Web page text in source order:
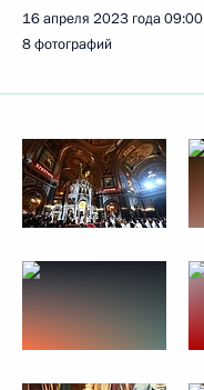
16 апреля 2023 года09:00
8 фотографий